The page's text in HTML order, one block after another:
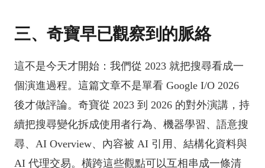
三、奇寶早已觀察到的脈絡
這不是今天才開始：我們從 2023 就把搜尋看成一
個演進過程。這篇文章不是單看 Google I/O 2026
後才做評論。奇寶從 2023 到 2026 的對外演講，持
續把搜尋變化拆成使用者行為、機器學習、語意搜
尋、AI Overview、內容被 AI 引用、結構化資料與
AI 代理交易。橫跨這些觀點可以互相串成一條清